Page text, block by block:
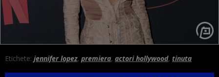
Etichete: jennifer lopez, premiera, actori hollywood, tinuta